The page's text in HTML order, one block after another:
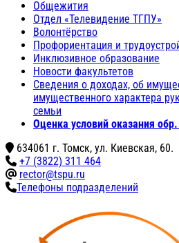
Общежития
Отдел «Телевидение ТГПУ»
Волонтёрство
Профориентация и
Инклюзивное образование
Новости факультетов
Сведения о доходах, об
имущественного характера
семьи
Оценка условий оказания
634061 г. Томск, ул. Киевская, 60.
+7 (3822) 311 464
rector@tspu.ru
Телефоны подразделений